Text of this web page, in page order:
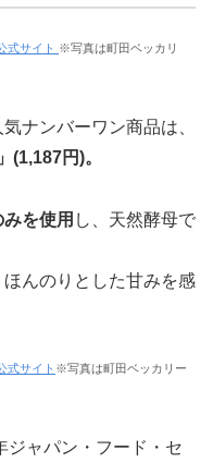
式サイト ※写真は町田ベッカリ
ナンバーワン商品は、
(1,187円)。
を使用 し、天然酵母で
んのりとした甘みを感
式サイト ※写真は町田ベッカリー
ジャパン・フード・セ